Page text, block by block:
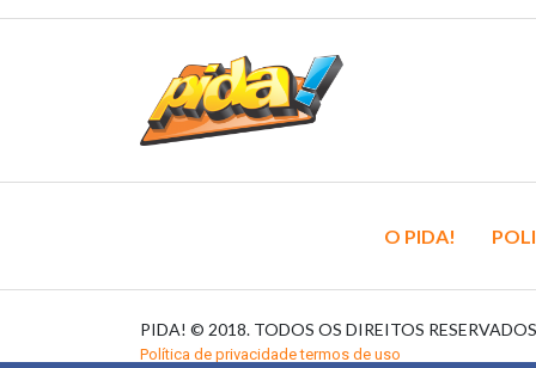
O PIDA!
PIDA! © 2018. TODOS OS DIREITOS
Política de privacidade termos de uso